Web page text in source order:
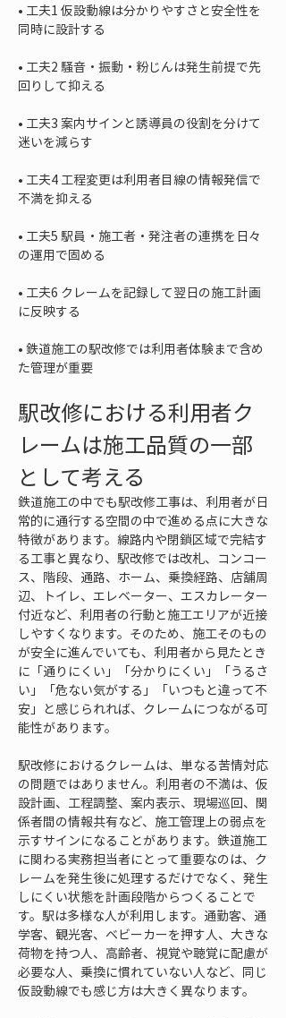
• 工夫1 仮設動線は分かりやすさと安全性を
• 工夫2 騒音・振動・粉じんは発生前提で先
• 工夫3 案内サインと誘導員の役割を分けて
• 工夫4 工程変更は利用者目線の情報発信で
• 工夫5 駅員・施工者・発注者の連携を日々
• 工夫6 クレームを記録して翌日の施工計画
• 鉄道施工の駅改修では利用者体験まで含め
た管理が重要
駅改修における利用者ク
レームは施工品質の一部
として考える
鉄道施工の中でも駅改修工事は、利用者が日
常的に通行する空間の中で進める点に大きな
特徴があります。線路内や閉鎖区域で完結す
る工事と異なり、駅改修では改札、コンコー
ス、階段、通路、ホーム、乗換経路、店舗周
辺、トイレ、エレベーター、エスカレーター
付近など、利用者の行動と施工エリアが近接
しやすくなります。そのため、施工そのもの
が安全に進んでいても、利用者から見たとき
に「通りにくい」「分かりにくい」「うるさ
い」「危ない気がする」「いつもと違って不
安」と感じられれば、クレームにつながる可
能性があります。
駅改修におけるクレームは、単なる苦情対応
の問題ではありません。利用者の不満は、仮
設計画、工程調整、案内表示、現場巡回、関
係者間の情報共有など、施工管理上の弱点を
示すサインになることがあります。鉄道施工
に関わる実務担当者にとって重要なのは、ク
レームを発生後に処理するだけでなく、発生
しにくい状態を計画段階からつくることで
す。駅は多様な人が利用します。通勤客、通
学客、観光客、ベビーカーを押す人、大きな
荷物を持つ人、高齢者、視覚や聴覚に配慮が
必要な人、乗換に慣れていない人など、同じ
仮設動線でも感じ方は大きく異なります。